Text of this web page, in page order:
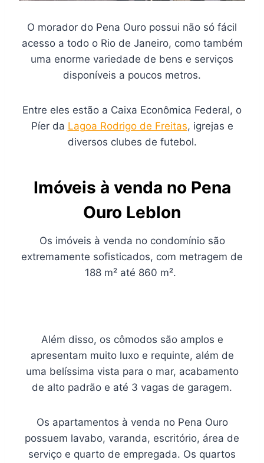
O morador do Pena Ouro possui não só fácil
acesso a todo o Rio de Janeiro, como também
uma enorme variedade de bens e serviços
disponíveis a poucos metros.
Entre eles estão a Caixa Econômica Federal, o
Píer da Lagoa Rodrigo de Freitas, igrejas e
diversos clubes de futebol.
Imóveis à venda no Pena
Ouro Leblon
Os imóveis à venda no condomínio são
extremamente sofisticados, com metragem de
188 m² até 860 m².
Além disso, os cômodos são amplos e
apresentam muito luxo e requinte, além de
uma belíssima vista para o mar, acabamento
de alto padrão e até 3 vagas de garagem.
Os apartamentos à venda no Pena Ouro
possuem lavabo, varanda, escritório, área de
serviço e quarto de empregada. Os quartos